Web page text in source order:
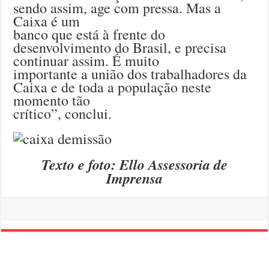
sendo assim, age com pressa. Mas a
Caixa é um
banco que está à frente do
desenvolvimento do Brasil, e precisa
continuar assim. É muito
importante a união dos trabalhadores da
Caixa e de toda a população neste
momento tão
crítico”, conclui.
Texto e foto: Ello Assessoria de
Imprensa